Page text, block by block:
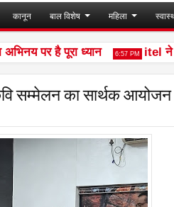
कानून बाल विशेष महिला
पर है पूरा ध्यान 6:57 PM itel ने नया
सम्मेलन का सार्थक आयोजन